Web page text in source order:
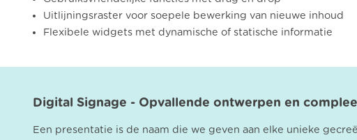
Uitlijningsraster voor soepele bewerking van nieuwe inhoud
Flexibele widgets met dynamische of statische informatie
Digital Signage - Opvallende ontwerpen en
Een presentatie is de naam die we geven aan elke unieke